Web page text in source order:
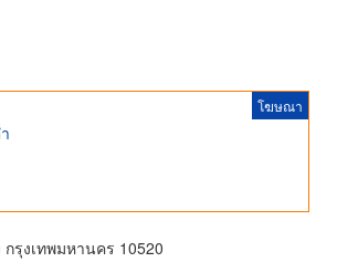
โฆษณา
รุงเทพมหานคร 10520